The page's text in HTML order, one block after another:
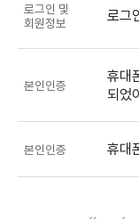
로그인 및
회원정보
로그
본인인증
휴대
되었
본인인증 휴대